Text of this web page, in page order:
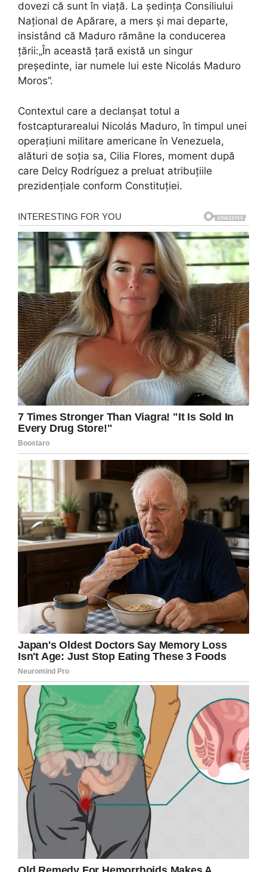
dovezi că sunt în viață. La ședința Consiliului
Național de Apărare, a mers și mai departe,
insistând că Maduro rămâne la conducerea
țării:„În această țară există un singur
președinte, iar numele lui este Nicolás Maduro
Moros”.
Contextul care a declanșat totul a
fostcapturarealui Nicolás Maduro, în timpul unei
operațiuni militare americane în Venezuela,
alături de soția sa, Cilia Flores, moment după
care Delcy Rodríguez a preluat atribuțiile
prezidențiale conform Constituției.